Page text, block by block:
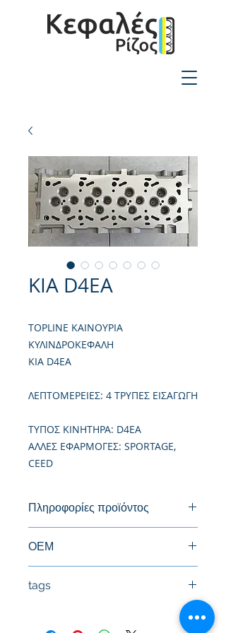
KIA D4EA
TOPLINE ΚΑΙΝΟΥΡΙΑ
ΚΥΛΙΝΔΡΟΚΕΦΑΛΗ
KIA D4EA
ΛΕΠΤΟΜΕΡΕΙΕΣ: 4 ΤΡΥΠΕΣ ΕΙΣΑΓΩΓΗ
TΥΠΟΣ ΚΙΝΗΤΗΡΑ: D4EA
ΑΛΛΕΣ ΕΦΑΡΜΟΓΕΣ: SPORTAGE,
CEED
Πληροφορίες προϊόντος
ΟΕΜ
27000
tags
#Κυλινδροκεφαλή #Κεφαλάρι